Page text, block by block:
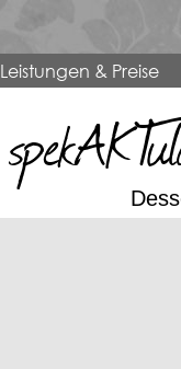
Leistungen & Preise